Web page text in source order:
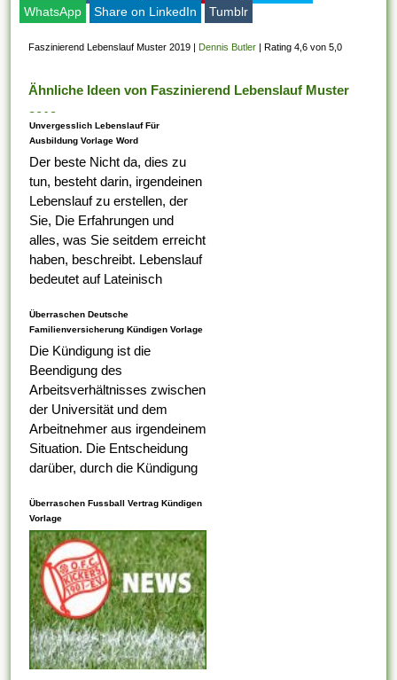
WhatsApp
Share on LinkedIn Tumblr
Faszinierend Lebenslauf Muster 2019 | Dennis Butler |Rating 4,6 von 5,0
Ähnliche Ideen von Faszinierend Lebenslauf Muster
2019
Unvergesslich Lebenslauf Für
Ausbildung Vorlage Word
Der beste Nicht da, dies zu
tun, besteht darin, irgendeinen
Lebenslauf zu erstellen, der
Sie, Die Erfahrungen und
alles, was Sie seitdem erreicht
haben, beschreibt. Lebenslauf
bedeutet auf Lateinisch
Tabelle darauf ist,...
Überraschen Deutsche
Familienversicherung Kündigen Vorlage
Die Kündigung ist die
Beendigung des
Arbeitsverhältnisses zwischen
der Universität und dem
Arbeitnehmer aus irgendeinem
Situation. Die Entscheidung
darüber, durch die Kündigung
ungerecht ist , alternativ nicht,
liegt bei dem
Arbeitsaufsichtsbeamten oder
vom Ermessen des...
Überraschen Fussball Vertrag Kündigen
Vorlage